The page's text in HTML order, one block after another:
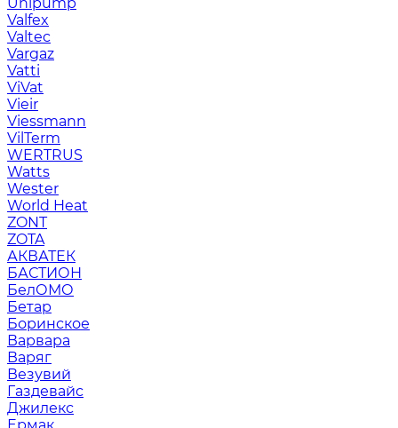
Valfex
Valtec
Vargaz
Vatti
ViVat
Vieir
Viessmann
VilTerm
WERTRUS
Watts
Wester
World Heat
ZONT
ZOTA
АКВАТЕК
БАСТИОН
БелОМО
Бетар
Боринское
Варвара
Варяг
Везувий
Газдевайс
Джилекс